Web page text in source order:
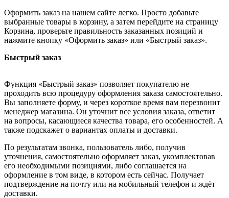
Оформить заказ на нашем сайте легко. Просто добавьте
выбранные товары в корзину, а затем перейдите на страницу
Корзина, проверьте правильность заказанных позиций и
нажмите кнопку «Оформить заказ» или «Быстрый заказ».
Быстрый заказ
Функция «Быстрый заказ» позволяет покупателю не
проходить всю процедуру оформления заказа самостоятельно.
Вы заполняете форму, и через короткое время вам перезвонит
менеджер магазина. Он уточнит все условия заказа, ответит
на вопросы, касающиеся качества товара, его особенностей. А
также подскажет о вариантах оплаты и доставки.
По результатам звонка, пользователь либо, получив
уточнения, самостоятельно оформляет заказ, укомплектовав
его необходимыми позициями, либо соглашается на
оформление в том виде, в котором есть сейчас. Получает
подтверждение на почту или на мобильный телефон и ждёт
доставки.